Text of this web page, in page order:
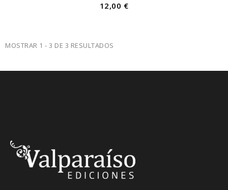
12,00 €
MOSTRAR 1 - 3 DE 3 RESULTADOS